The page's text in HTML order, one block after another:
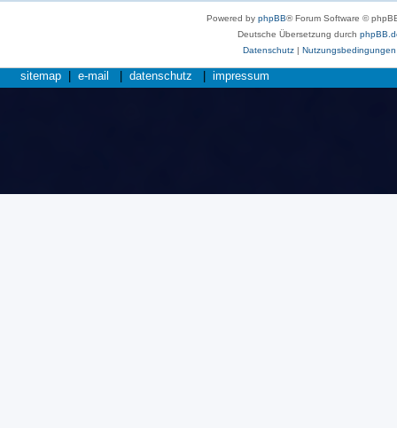
Powered byphpBB® Forum Software ©
Deutsche Übersetzung durch
Datenschutz| Nutzungsbedingungen
sitemap | e-mail | datenschutz | impressum